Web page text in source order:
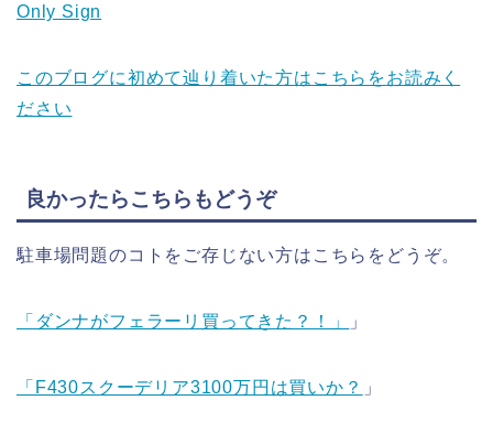
Only Sign
このブログに初めて辿り着いた方はこちらをお読みく
ださい
良かったらこちらもどうぞ
駐車場問題のコトをご存じない方はこちらをどうぞ。
「ダンナがフェラーリ買ってきた？！」 」
「F430スクーデリア3100万円は買いか？ 」